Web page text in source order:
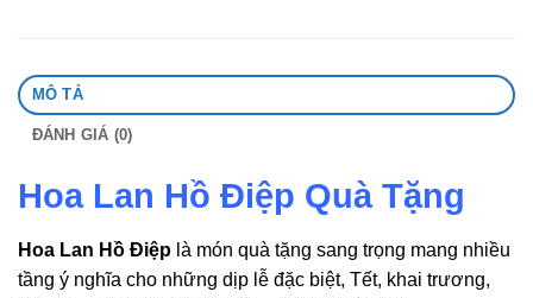
MÔ TẢ
ĐÁNH GIÁ (0)
Hoa Lan Hồ Điệp Quà Tặng
Hoa Lan Hồ Điệp là món quà tặng sang trọng mang nhiều
tầng ý nghĩa cho những dịp lễ đặc biệt, Tết, khai trương,